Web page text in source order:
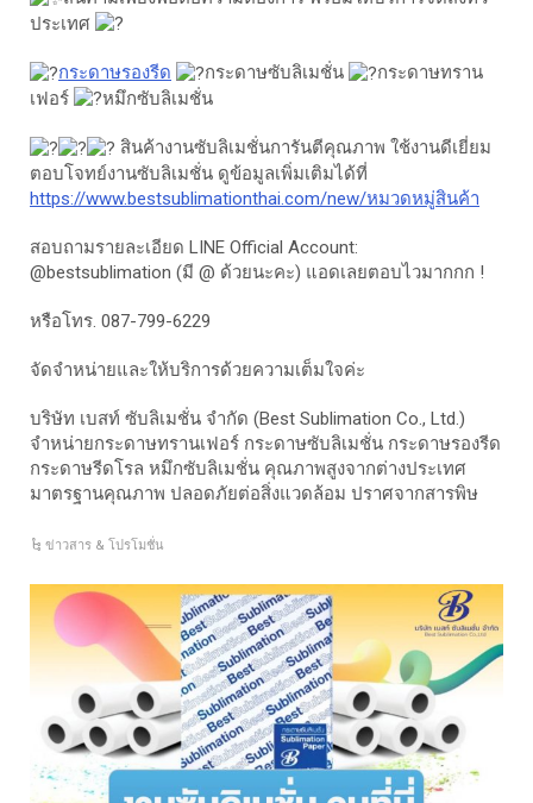
ประเทศ
กระดาษรองรีด กระดาษซับลิเมชั่น
กระดาษทราน
เฟอร์
หมึกซับลิเมชั่น
สินค้างานซับลิเมชั่นการันตีคุณภาพ ใช้งานดีเยี่ยม
ตอบโจทย์งานซับลิเมชั่น ดูข้อมูลเพิ่มเติมได้ที่
https://www.bestsublimationthai.com/new/หมวดหมู่สินค้า
สอบถามรายละเอียด LINE Official Account:
@bestsublimation (มี @ ด้วยนะคะ) แอดเลยตอบไวมากกก !
หรือโทร. 087-799-6229
จัดจำหน่ายและให้บริการด้วยความเต็มใจค่ะ
บริษัท เบสท์ ซับลิเมชั่น จำกัด (Best Sublimation Co., Ltd.)
จำหน่ายกระดาษทรานเฟอร์ กระดาษซับลิเมชั่น กระดาษรองรีด
กระดาษรีดโรล หมึกซับลิเมชั่น คุณภาพสูงจากต่างประเทศ
มาตรฐานคุณภาพ ปลอดภัยต่อสิ่งแวดล้อม ปราศจากสารพิษ
ข่าวสาร & โปรโมชั่น